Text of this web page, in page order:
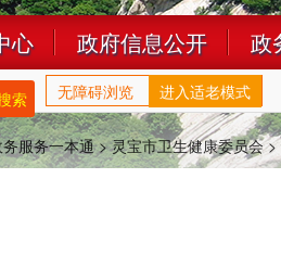
心 政府信息公开 政
索 无障碍浏览 进入适老模式
务服务一本通 >灵宝市卫生健康委员会 >